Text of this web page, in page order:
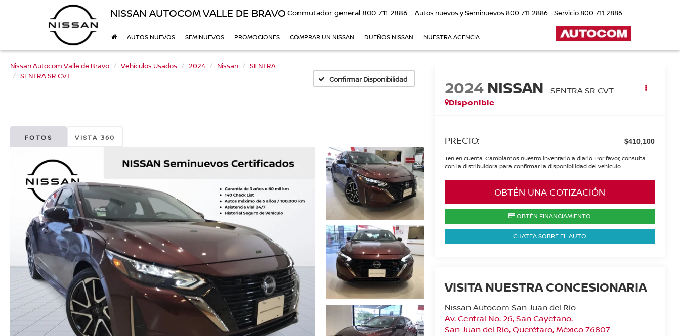
NISSAN AUTOCOM VALLE DE BRAVO Conmutador general 800-711-2886 Autos nuevos y Seminuevos800-711-2886 Servicio800-711-2886
AUTOS NUEVOS SEMINUEVOS PROMOCIONES COMPRAR UN NISSAN DUEÑOS NISSAN NUESTRA AGENCIA
Nissan Autocom Valle de Bravo Vehículos Usados 2024 Nissan
SENTRA
SENTRA SR CVT
Confirmar Disponibilidad
FOTOS VISTA 360
2024 NISSAN
SENTRA SR CVT
Disponible
PRECIO: $410,100
Ten en cuenta: Cambiamos nuestro inventario a diario. Por favor, consulta
con la distribuidora para confirmar la disponibilidad del vehículo.
OBTÉN UNA COTIZACIÓN
OBTÉN FINANCIAMIENTO
CHATEA SOBRE EL AUTO
VISITA NUESTRA CONCESIONARIA
Nissan Autocom San Juan del Río
Av. Central No. 26, San Cayetano.
San Juan del Río,Querétaro, México76807